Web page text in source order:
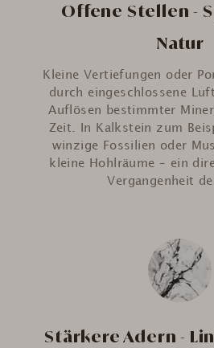
Offene Stellen -
Natur
Kleine Vertiefungen oder
durch eingeschlossene
Auflösen bestimmter
Zeit. In Kalkstein zum
winzige Fossilien oder
kleine Hohlräume – ein
Vergangenheit
Stärkere Adern -